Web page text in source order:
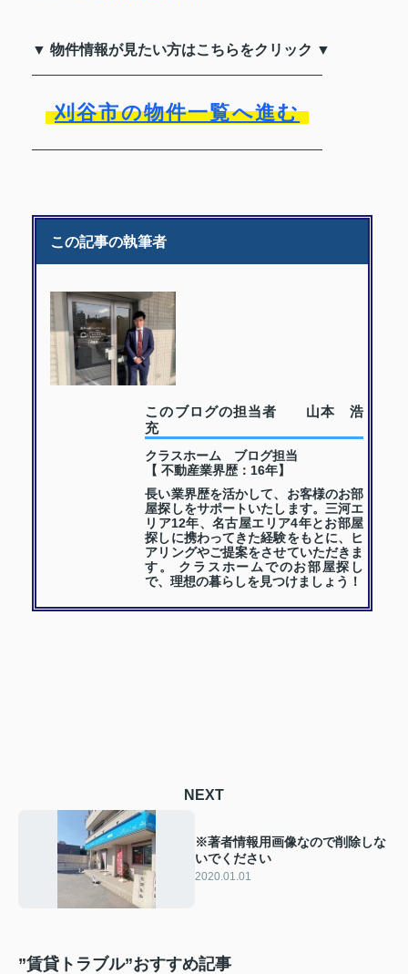
▼ 物件情報が見たい方はこちらをクリック ▼
刈谷市の物件一覧へ進む
この記事の執筆者
このブログの担当者 山本 浩
充
クラスホーム ブログ担当
【 不動産業界歴：16年】
長い業界歴を活かして、お客様のお部
屋探しをサポートいたします。三河エ
リア12年、名古屋エリア4年とお部屋
探しに携わってきた経験をもとに、ヒ
アリングやご提案をさせていただきま
す。 クラスホームでのお部屋探し
で、理想の暮らしを見つけましょう！
NEXT
※著者情報用画像なので削除しな
いでください
2020.01.01
”賃貸トラブル”おすすめ記事